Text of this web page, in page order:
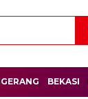
BEKASI